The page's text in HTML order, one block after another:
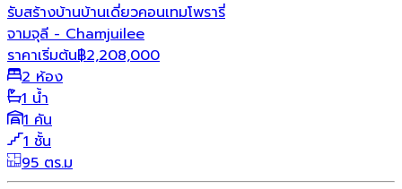
รับสร้างบ้านบ้านเดี่ยวคอนเทมโพรารี่
จามจุลี - Chamjuilee
ราคาเริ่มต้น฿2,208,000
2 ห้อง
1 น้ำ
1 คัน
1 ชั้น
95 ตร.ม